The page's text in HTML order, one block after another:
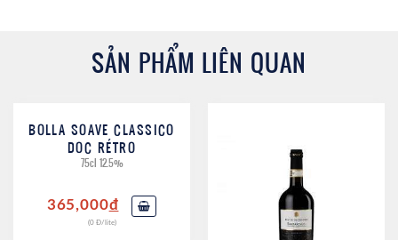
SẢN PHẨM LIÊN QUAN
BOLLA SOAVE CLASSICO
DOC RÉTRO
75cl 12.5%
365,000đ
(0 Đ/lite)